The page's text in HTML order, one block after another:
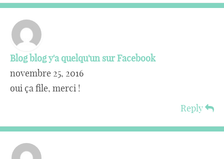
Blog blog y'a quelqu'un sur Facebook
novembre 25, 2016
oui ça file, merci !
Reply